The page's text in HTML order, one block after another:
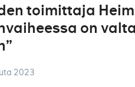
toimittaja
on
2023